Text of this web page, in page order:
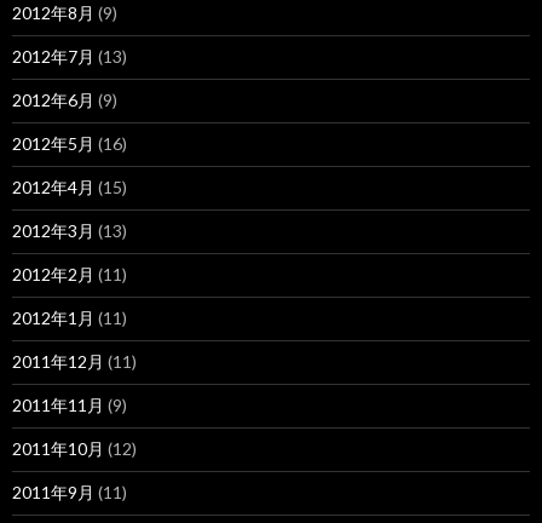
2012年8月 (9)
2012年7月 (13)
2012年6月 (9)
2012年5月 (16)
2012年4月 (15)
2012年3月 (13)
2012年2月 (11)
2012年1月 (11)
2011年12月 (11)
2011年11月 (9)
2011年10月 (12)
2011年9月 (11)